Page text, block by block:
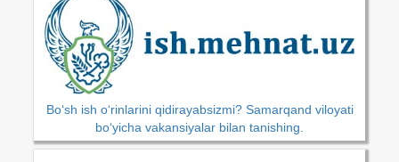
Bo‘sh ish o‘rinlarini qidirayabsizmi? Samarqand viloyati
bo‘yicha vakansiyalar bilan tanishing.